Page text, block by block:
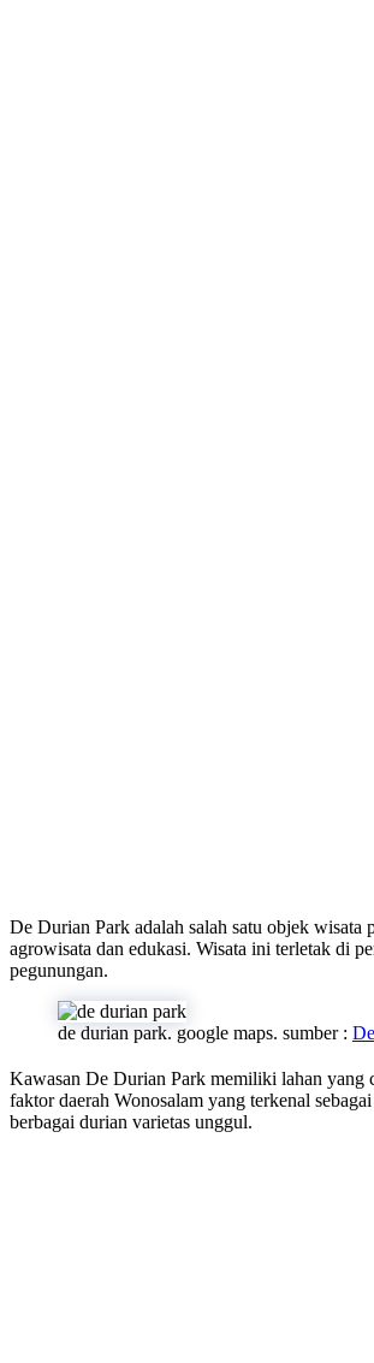
De Durian Park adalah salah satu objek
agrowisata dan edukasi. Wisata ini terletak di
pegunungan.
de durian park. google maps. sumber :
Kawasan De Durian Park memiliki lahan yang
faktor daerah Wonosalam yang terkenal
berbagai durian varietas unggul.